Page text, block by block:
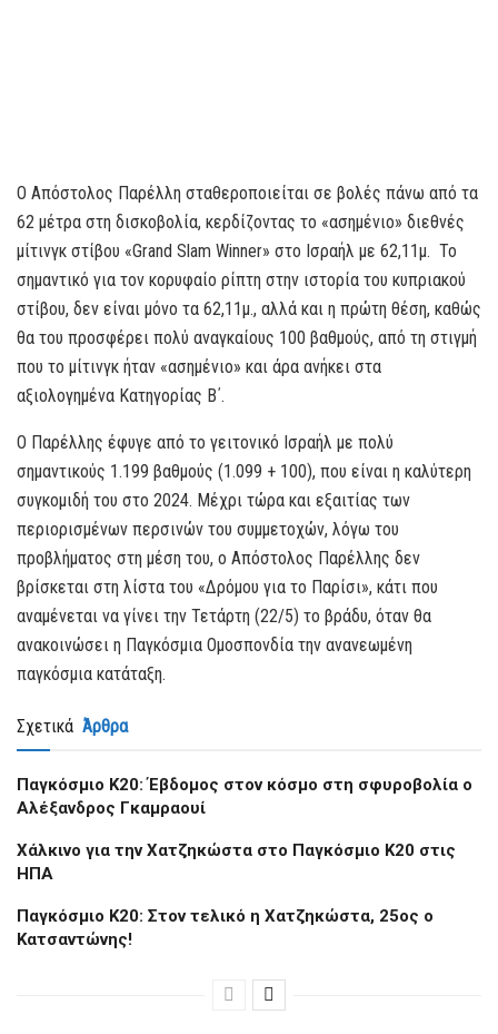
O Απόστολος Παρέλλη σταθεροποιείται σε βολές πάνω από τα
62 μέτρα στη δισκοβολία, κερδίζοντας το «ασημένιο» διεθνές
μίτινγκ στίβου «Grand Slam Winner» στο Ισραήλ με 62,11μ. Το
σημαντικό για τον κορυφαίο ρίπτη στην ιστορία του κυπριακού
στίβου, δεν είναι μόνο τα 62,11μ., αλλά και η πρώτη θέση, καθώς
θα του προσφέρει πολύ αναγκαίους 100 βαθμούς, από τη στιγμή
που το μίτινγκ ήταν «ασημένιο» και άρα ανήκει στα
αξιολογημένα Κατηγορίας Β΄.
Ο Παρέλλης έφυγε από το γειτονικό Ισραήλ με πολύ
σημαντικούς 1.199 βαθμούς (1.099 + 100), που είναι η καλύτερη
συγκομιδή του στο 2024. Μέχρι τώρα και εξαιτίας των
περιορισμένων περσινών του συμμετοχών, λόγω του
προβλήματος στη μέση του, ο Απόστολος Παρέλλης δεν
βρίσκεται στη λίστα του «Δρόμου για το Παρίσι», κάτι που
αναμένεται να γίνει την Τετάρτη (22/5) το βράδυ, όταν θα
ανακοινώσει η Παγκόσμια Ομοσπονδία την ανανεωμένη
παγκόσμια κατάταξη.
Σχετικά Άρθρα
Παγκόσμιο Κ20: Έβδομος στον κόσμο στη σφυροβολία ο
Αλέξανδρος Γκαμραουί
Xάλκινο για την Χατζηκώστα στο Παγκόσμιο Κ20 στις
ΗΠΑ
Παγκόσμιο Κ20: Στον τελικό η Χατζηκώστα, 25ος ο
Κατσαντώνης!